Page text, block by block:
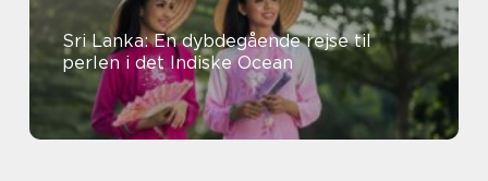
Sri Lanka: En dybdegående rejse til
perlen i det Indiske Ocean